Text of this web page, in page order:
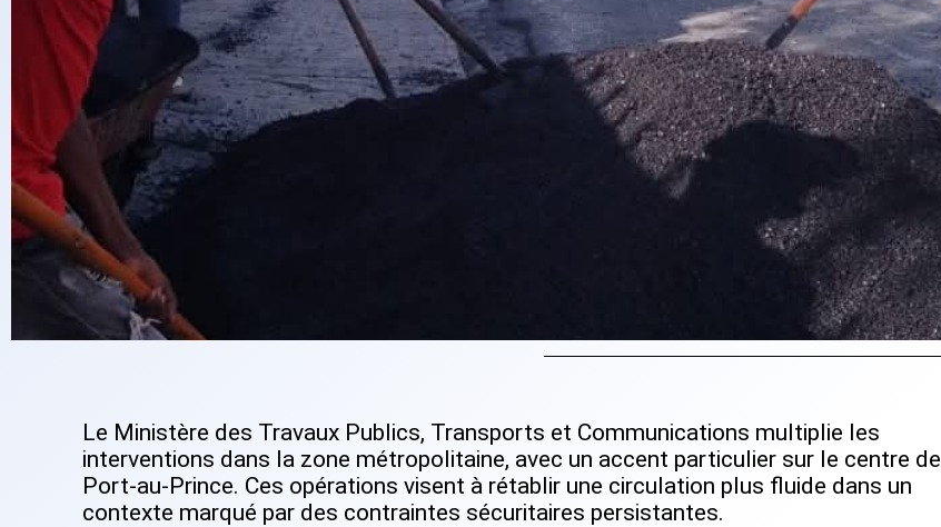
Le Ministère des Travaux Publics, Transports et Communications multiplie les
interventions dans la zone métropolitaine, avec un accent particulier sur le centre de
Port-au-Prince. Ces opérations visent à rétablir une circulation plus fluide dans un
contexte marqué par des contraintes sécuritaires persistantes.